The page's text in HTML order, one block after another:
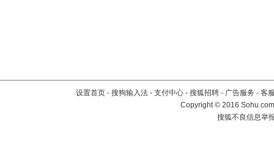
设置首页 - 搜狗输入法 - 支付中心 - 搜狐招聘 - 广告服务 - 客
Copyright©2016
搜狐不良信息举